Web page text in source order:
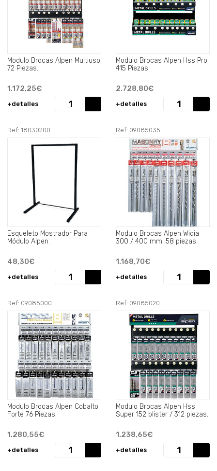
Modulo Brocas Alpen Multiuso
72 Piezas.
1.172,25€
+detalles
Modulo Brocas Alpen Hss Pro
415 Piezas.
2.728,80€
+detalles
Ref: 18030200
Esqueleto Mostrador Para
Módulo Alpen.
48,30€
+detalles
Ref: 09085035
Modulo Brocas Alpen Widia
300 / 400 mm. 58 piezas.
1.168,70€
+detalles
Ref: 09085000
Modulo Brocas Alpen Cobalto
Forte 76 Piezas.
1.280,55€
+detalles
Ref: 09085020
Modulo Brocas Alpen Hss
Super 152 blister / 312 piezas.
1.238,65€
+detalles